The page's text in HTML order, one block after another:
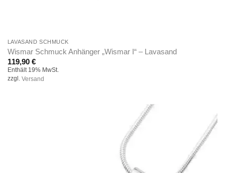
LAVASAND SCHMUCK
Wismar Schmuck Anhänger „Wismar I“ – Lavasand
119,90 €
Enthält 19% MwSt.
zzgl. Versand